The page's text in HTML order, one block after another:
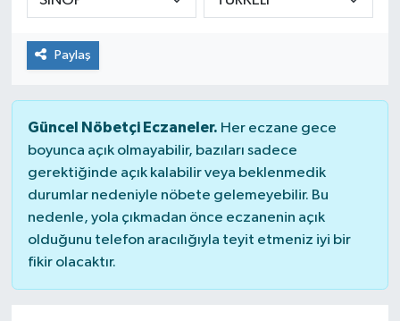
Paylaş
Güncel Nöbetçi Eczaneler. Her eczane gece
boyunca açık olmayabilir, bazıları sadece
gerektiğinde açık kalabilir veya beklenmedik
durumlar nedeniyle nöbete gelemeyebilir. Bu
nedenle, yola çıkmadan önce eczanenin açık
olduğunu telefon aracılığıyla teyit etmeniz iyi bir
fikir olacaktır.